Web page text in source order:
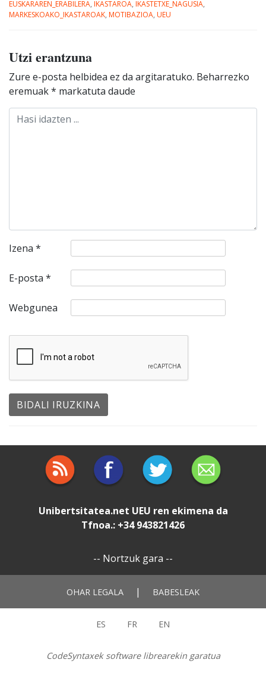
EUSKARAREN_ERABILERA, IKASTAROA, IKASTETXE_NAGUSIA,
MARKESKOAKO_IKASTAROAK, MOTIBAZIOA, UEU
Utzi erantzuna
Zure e-posta helbidea ez da argitaratuko. Beharrezko
eremuak* markatuta daude
Izena *
E-posta *
Webgunea
Unibertsitatea.net UEU ren ekimena da
Tfnoa.: +34 943821426
-- Nortzuk gara --
OHAR LEGALA | BABESLEAK
ES FR EN
CodeSyntaxek software librearekin garatua